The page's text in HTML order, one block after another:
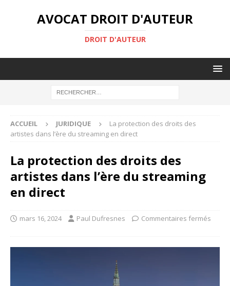
AVOCAT DROIT D'AUTEUR
DROIT D'AUTEUR
ACCUEIL JURIDIQUE
La protection des droits des
artistes dans l’ère du streaming en direct
La protection des droits des
artistes dans l’ère du streaming
en direct
mars 16, 2024 Paul Dufresnes Commentaires fermés